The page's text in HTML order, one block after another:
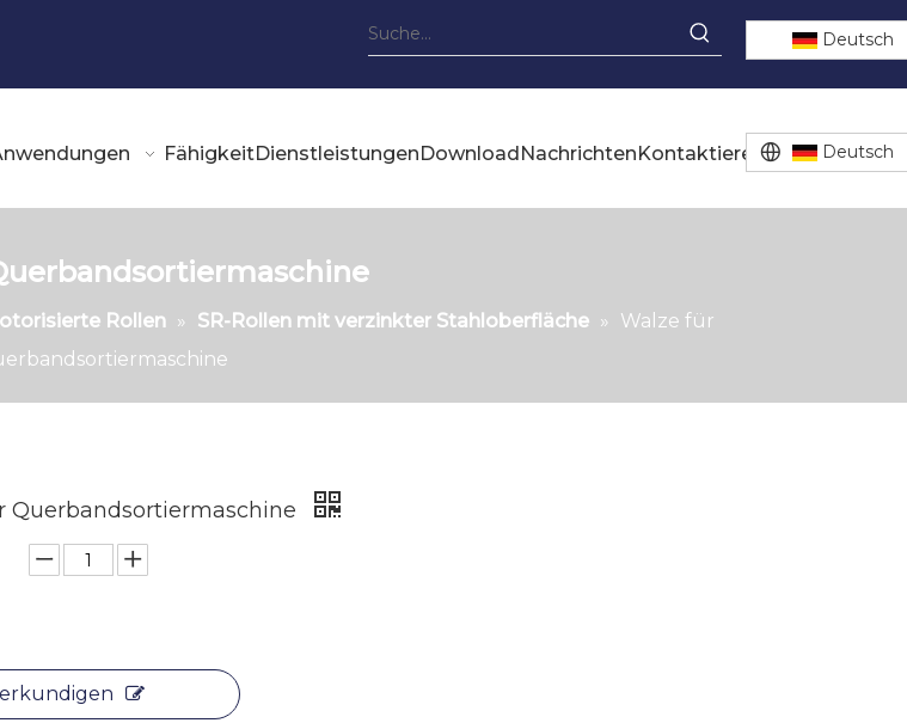
Deutsch
FähigkeitDienstleistungenDownloadNachrichtenKontaktiere uns Deutsch
Rollen » SR-Rollen mit verzinkter Stahloberfläche »
Walze für
Querbandsortiermaschine
erkundigen